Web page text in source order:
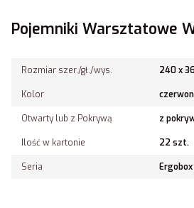
Pojemniki Warsztatowe
Rozmiar szer./gł./wys. 240 x
Kolor
Otwarty lub z Pokrywą z
Ilość w kartonie 22 szt.
Seria